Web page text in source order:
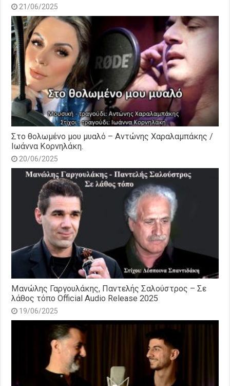
21/06/2025
Στο θολωμένο μου μυαλό – Αντώνης Χαραλαμπάκης /
Ιωάννα Κορνηλάκη.
20/06/2025
Μανώλης Γαργουλάκης, Παντελής Σαλούστρος – Σε
λάθος τόπο Official Audio Release 2025
19/06/2025